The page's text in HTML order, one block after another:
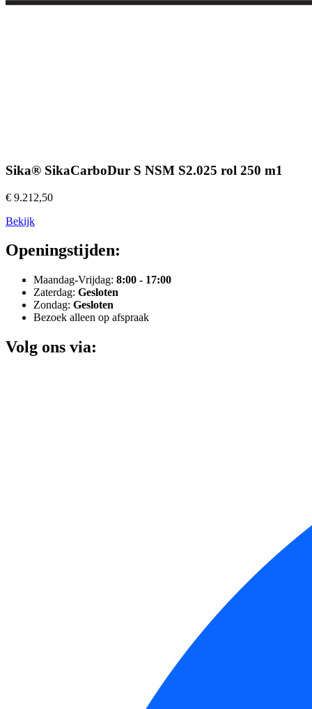
Sika® SikaCarboDur S NSM S2.025 rol 250 m1
€ 9.212,50
Bekijk
Openingstijden:
Maandag-Vrijdag: 8:00 - 17:00
Zaterdag: Gesloten
Zondag: Gesloten
Bezoek alleen op afspraak
Volg ons via: